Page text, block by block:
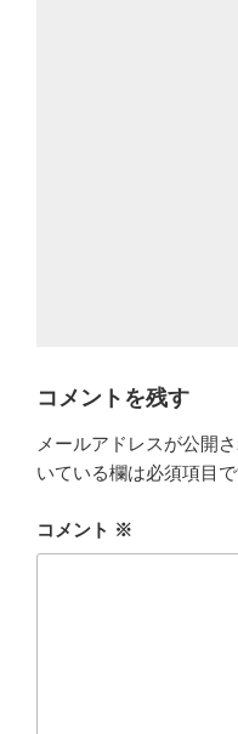
コメントを残す
メールアドレスが公開
いている欄は必須項目
コメント ※